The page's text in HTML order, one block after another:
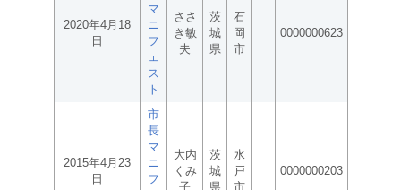
2020年4月18
日
マ
ニ
フ
ェ
ス
ト
ささ
き敏
夫
茨
城
県
石
岡
市
0000000623
2015年4月23
日
市
長
マ
ニ
フ
大内
くみ
子
茨
城
県
水
戸
市
0000000203